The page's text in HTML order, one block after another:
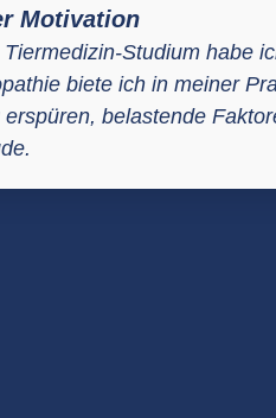
Motivation
Studium habe
biete ich in meiner
erspüren, belastende